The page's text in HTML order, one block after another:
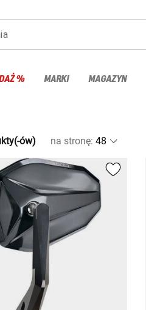
% MARKI MAGAZYN
ów) na stronę: